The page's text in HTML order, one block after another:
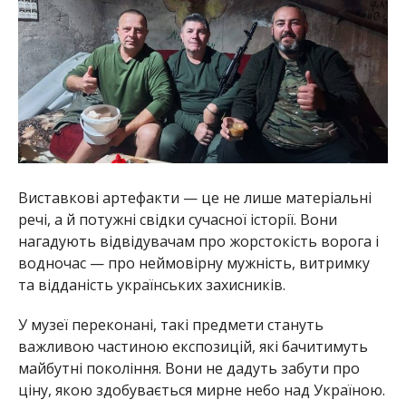
Виставкові артефакти — це не лише матеріальні
речі, а й потужні свідки сучасної історії. Вони
нагадують відвідувачам про жорстокість ворога і
водночас — про неймовірну мужність, витримку
та відданість українських захисників.
У музеї переконані, такі предмети стануть
важливою частиною експозицій, які бачитимуть
майбутні покоління. Вони не дадуть забути про
ціну, якою здобувається мирне небо над Україною.